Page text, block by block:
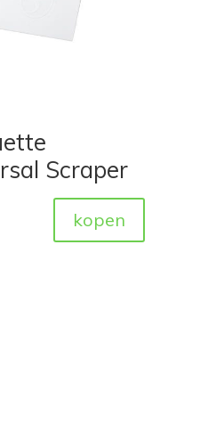
Scraper
kopen